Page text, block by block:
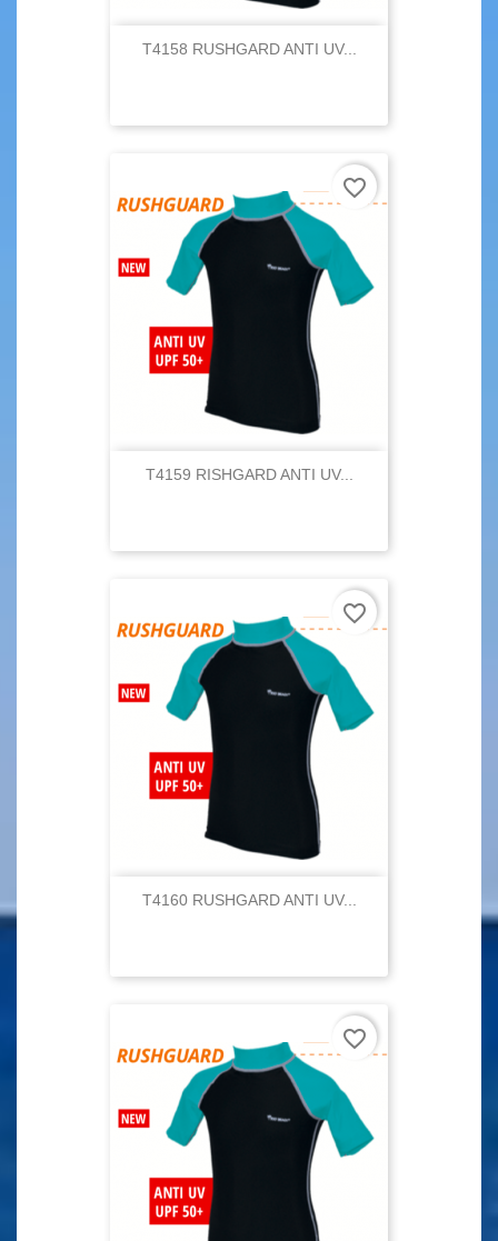
T4158 RUSHGARD ANTI UV...
T4159 RISHGARD ANTI UV...
favorite_border
T4160 RUSHGARD ANTI UV...
favorite_border
favorite_border